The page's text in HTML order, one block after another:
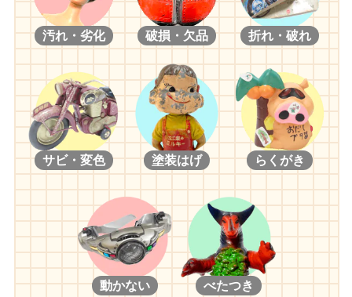
汚れ・劣化 破損・欠品 折れ・破れ
サビ・変色 塗装はげ らくがき
動かない べたつき